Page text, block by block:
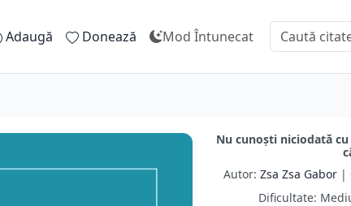
Adaugă Donează Mod Întunecat
Nu cunoşti niciodată
Autor: Zsa Zsa Gabor|
Dificultate: